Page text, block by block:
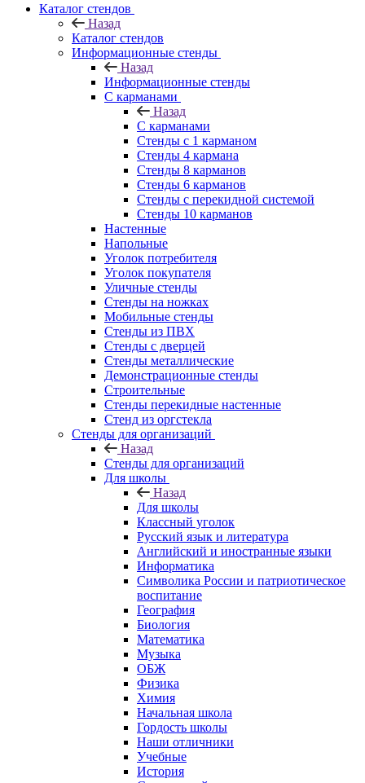
Каталог стендов
Назад
Каталог стендов
Информационные стенды
Назад
Информационные стенды
С карманами
Назад
С карманами
Стенды с 1 карманом
Стенды 4 кармана
Стенды 8 карманов
Стенды 6 карманов
Стенды с перекидной системой
Стенды 10 карманов
Настенные
Напольные
Уголок потребителя
Уголок покупателя
Уличные стенды
Стенды на ножках
Мобильные стенды
Стенды из ПВХ
Стенды с дверцей
Стенды металлические
Демонстрационные стенды
Строительные
Стенды перекидные настенные
Стенд из оргстекла
Стенды для организаций
Назад
Стенды для организаций
Для школы
Назад
Для школы
Классный уголок
Русский язык и литература
Английский и иностранные языки
Информатика
Символика России и патриотическое
воспитание
География
Биология
Математика
Музыка
ОБЖ
Физика
Химия
Начальная школа
Гордость школы
Наши отличники
Учебные
История